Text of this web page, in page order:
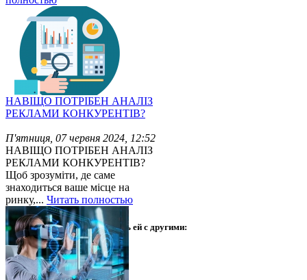
НАВІЩО ПОТРІБЕН АНАЛІЗ
РЕКЛАМИ КОНКУРЕНТІВ?
П'ятниця, 07 червня 2024, 12:52
НАВІЩО ПОТРІБЕН АНАЛІЗ
РЕКЛАМИ КОНКУРЕНТІВ?
Щоб зрозуміти, де саме
знаходиться ваше місце на
ринку,... Читать полностью
Интересная статья? Поделись ей с другими: